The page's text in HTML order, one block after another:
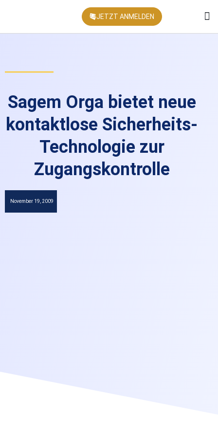
JETZT ANMELDEN
Sagem Orga bietet neue
kontaktlose Sicherheits-
Technologie zur
Zugangskontrolle
November 19, 2009